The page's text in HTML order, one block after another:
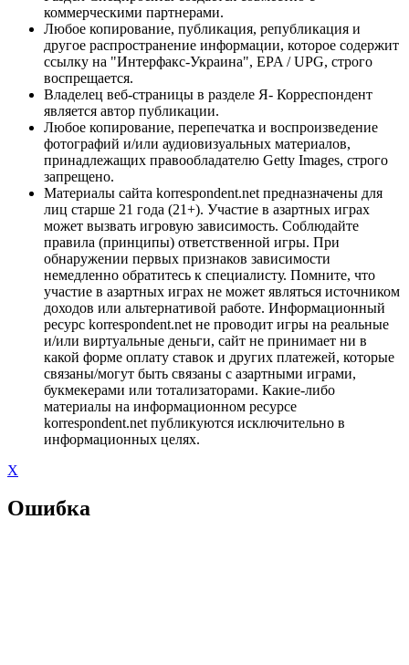
коммерческими партнерами.
Любое копирование, публикация, републикация и
другое распространение информации, которое содержит
ссылку на "Интерфакс-Украина", EPA / UPG, строго
воспрещается.
Владелец веб-страницы в разделе Я- Корреспондент
является автор публикации.
Любое копирование, перепечатка и воспроизведение
фотографий и/или аудиовизуальных материалов,
принадлежащих правообладателю Getty Images, строго
запрещено.
Материалы сайта korrespondent.net предназначены для
лиц старше 21 года (21+). Участие в азартных играх
может вызвать игровую зависимость. Соблюдайте
правила (принципы) ответственной игры. При
обнаружении первых признаков зависимости
немедленно обратитесь к специалисту. Помните, что
участие в азартных играх не может являться источником
доходов или альтернативой работе. Информационный
ресурс korrespondent.net не проводит игры на реальные
и/или виртуальные деньги, сайт не принимает ни в
какой форме оплату ставок и других платежей, которые
связаны/могут быть связаны с азартными играми,
букмекерами или тотализаторами. Какие-либо
материалы на информационном ресурсе
korrespondent.net публикуются исключительно в
информационных целях.
X
Ошибка